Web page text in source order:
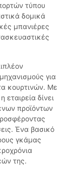
τύπου
δομικά
μπανιέρες
για
κουρτινών. Με
δίνει
προϊόντων
Ένα βασικό
γκάμας
της.